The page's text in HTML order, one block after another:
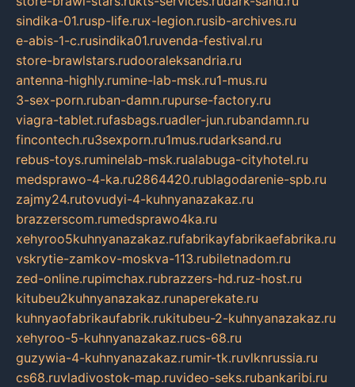
sindika-01.rusp-life.rux-legion.rusib-archives.ru
e-abis-1-c.rusindika01.ruvenda-festival.ru
store-brawlstars.rudooraleksandria.ru
antenna-highly.rumine-lab-msk.ru1-mus.ru
3-sex-porn.ruban-damn.rupurse-factory.ru
viagra-tablet.rufasbags.ruadler-jun.rubandamn.ru
fincontech.ru3sexporn.ru1mus.rudarksand.ru
rebus-toys.ruminelab-msk.rualabuga-cityhotel.ru
medsprawo-4-ka.ru2864420.rublagodarenie-spb.ru
zajmy24.rutovudyi-4-kuhnyanazakaz.ru
brazzerscom.rumedsprawo4ka.ru
xehyroo5kuhnyanazakaz.rufabrikayfabrikaefabrika.ru
vskrytie-zamkov-moskva-113.rubiletnadom.ru
zed-online.rupimchax.rubrazzers-hd.ruz-host.ru
kitubeu2kuhnyanazakaz.runaperekate.ru
kuhnyaofabrikaufabrik.rukitubeu-2-kuhnyanazakaz.ru
xehyroo-5-kuhnyanazakaz.rucs-68.ru
guzywia-4-kuhnyanazakaz.rumir-tk.ruvlknrussia.ru
cs68.ruvladivostok-map.ruvideo-seks.rubankaribi.ru